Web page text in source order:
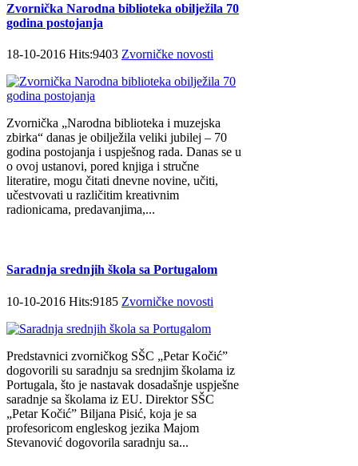
Zvornička Narodna biblioteka obilježila 70
godina postojanja
18-10-2016 Hits:9403 Zvorničke novosti
Zvornička „Narodna biblioteka i muzejska
zbirka“ danas je obilježila veliki jubilej – 70
godina postojanja i uspješnog rada. Danas se u
o ovoj ustanovi, pored knjiga i stručne
literatire, mogu čitati dnevne novine, učiti,
učestvovati u različitim kreativnim
radionicama, predavanjima,...
Saradnja srednjih škola sa Portugalom
10-10-2016 Hits:9185 Zvorničke novosti
Predstavnici zvorničkog SŠC „Petar Kočić”
dogovorili su saradnju sa srednjim školama iz
Portugala, što je nastavak dosadašnje uspješne
saradnje sa školama iz EU. Direktor SŠC
„Petar Kočić” Biljana Pisić, koja je sa
profesoricom engleskog jezika Majom
Stevanović dogovorila saradnju sa...